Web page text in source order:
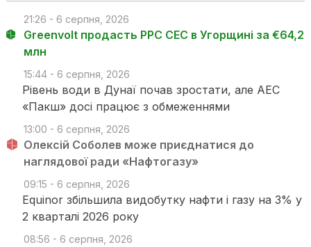
21:26 - 6 серпня, 2026
Greenvolt продасть PPC СЕС в Угорщині за €64,2
млн
15:44 - 6 серпня, 2026
Рівень води в Дунаї почав зростати, але АЕС
«Пакш» досі працює з обмеженнями
13:00 - 6 серпня, 2026
Олексій Соболев може приєднатися до
наглядової ради «Нафтогазу»
09:15 - 6 серпня, 2026
Equinor збільшила видобутку нафти і газу на 3% у
2 кварталі 2026 року
08:56 - 6 серпня, 2026